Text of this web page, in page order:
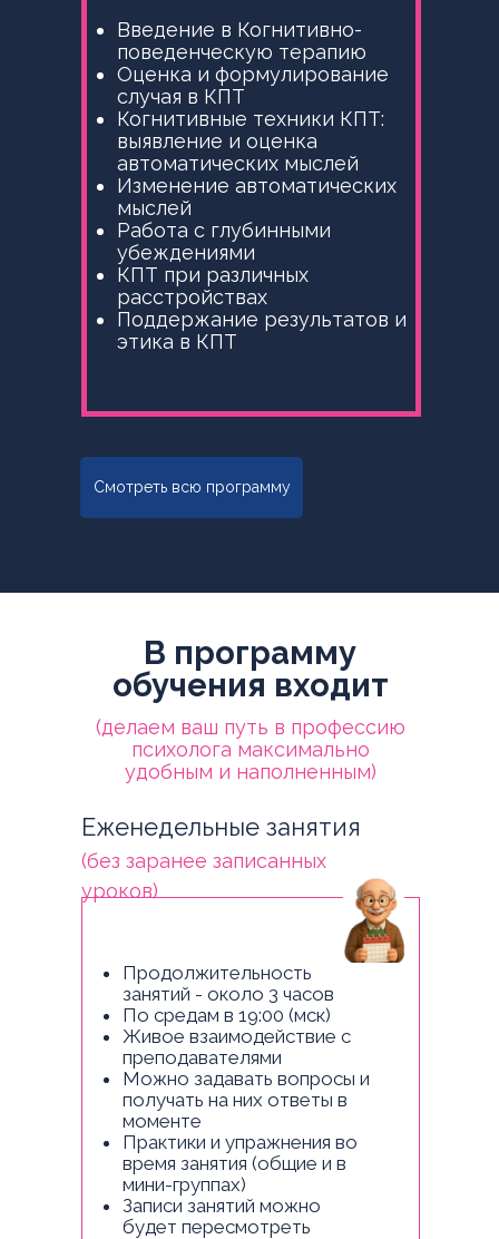
Введение в Когнитивно-
поведенческую терапию
Оценка и формулирование
случая в КПТ
Когнитивные техники КПТ:
выявление и оценка
автоматических мыслей
Изменение автоматических
мыслей
Работа с глубинными
убеждениями
КПТ при различных
расстройствах
Поддержание результатов и
этика в КПТ
Смотреть всю программу
В программу
обучения входит
(делаем ваш путь в профессию
психолога максимально
удобным и наполненным)
Еженедельные занятия
(без заранее записанных
уроков)
Продолжительность
занятий - около 3 часов
По средам в 19:00 (мск)
Живое взаимодействие с
преподавателями
Можно задавать вопросы и
получать на них ответы в
моменте
Практики и упражнения во
время занятия (общие и в
мини-группах)
Записи занятий можно
будет пересмотреть